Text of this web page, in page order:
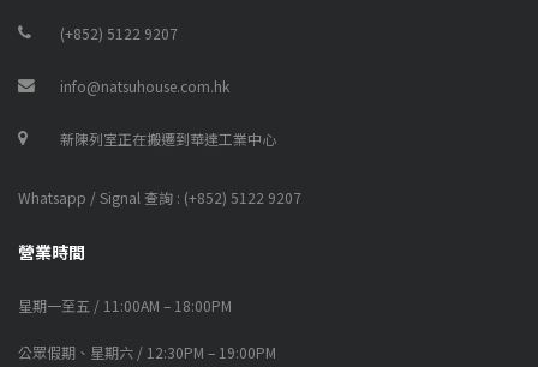
(+852) 5122 9207
info@natsuhouse.com.hk
新陳列室正在搬遷到華達工業中心
Whatsapp / Signal 查詢 : (+852) 5122 9207
營業時間
星期一至五 / 11:00AM – 18:00PM
公眾假期、星期六 / 12:30PM – 19:00PM